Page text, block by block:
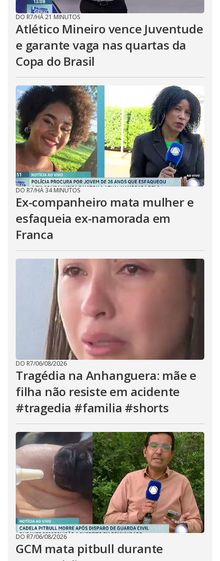
DO R7/HÁ 21 MINUTOS
Atlético Mineiro vence Juventude
e garante vaga nas quartas da
Copa do Brasil
DO R7/HÁ 34 MINUTOS
Ex-companheiro mata mulher e
esfaqueia ex-namorada em
Franca
DO R7/06/08/2026
Tragédia na Anhanguera: mãe e
filha não resiste em acidente
#tragedia #familia #shorts
DO R7/06/08/2026
GCM mata pitbull durante